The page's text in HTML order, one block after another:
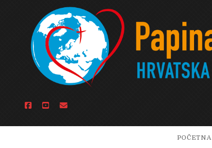
facebook
youtubeemail
POČETNA